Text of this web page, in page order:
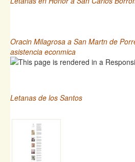
Oracin Milagrosa a San Martn de
asistencia econmica
Letanas de los Santos